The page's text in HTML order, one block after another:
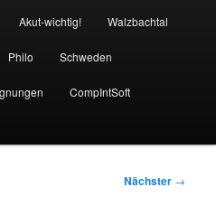
Akut-wichtig! Walzbachtal
Philo Schweden
CompIntSoft
Nächster →